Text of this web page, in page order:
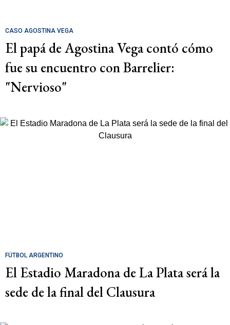
CASO AGOSTINA VEGA
El papá de Agostina Vega contó cómo
fue su encuentro con Barrelier:
"Nervioso"
FÚTBOL ARGENTINO
El Estadio Maradona de La Plata será la
sede de la final del Clausura